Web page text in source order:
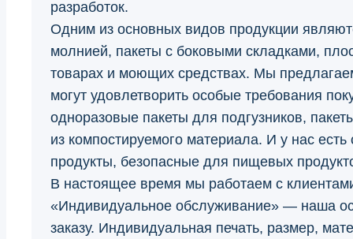
разработок.
Одним из основных видов продукции
молнией, пакеты с боковыми складками,
товарах и моющих средствах. Мы
могут удовлетворить особые требования
одноразовые пакеты для подгузников,
из компостируемого материала. И у нас
продукты, безопасные для пищевых
В настоящее время мы работаем с
«Индивидуальное обслуживание» — наша
заказу. Индивидуальная печать, размер,